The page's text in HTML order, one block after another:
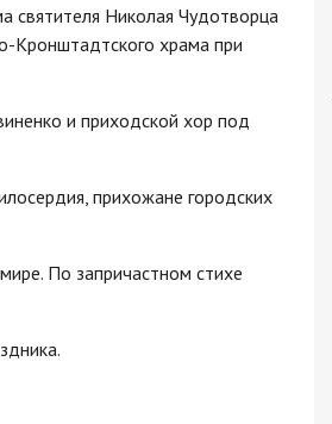
святителя Николая Чудотворца
Кронштадтского храма при
и приходской хор под
прихожане городских
По запричастном стихе